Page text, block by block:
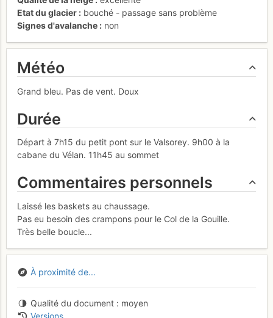
Etat du glacier
bouché - passage sans problème
Signes d'avalanche
non
Météo
Grand bleu. Pas de vent. Doux
Durée
Départ à 7h15 du petit pont sur le Valsorey. 9h00 à la
cabane du Vélan. 11h45 au sommet
Commentaires personnels
Laissé les baskets au chaussage.
Pas eu besoin des crampons pour le Col de la Gouille.
Très belle boucle...
À proximité de...
Qualité du document
moyen